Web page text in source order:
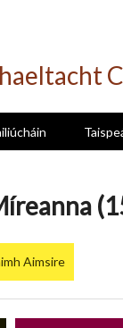
Aimsire